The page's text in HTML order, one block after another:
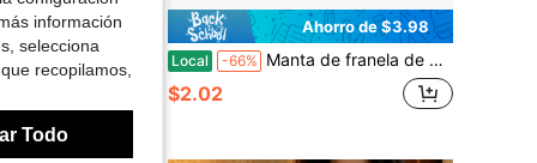
de conejo 3D, manta cálida de terciopelo, manta para siesta, manta para aire acondicionado, manta para oficina, exterior y camping, regalo, manta para dormitorio, habitación de invitados, sala de estar, dormitorio de estudiante, automóvil y sofá, manta versátil para todas las estaciones, cobertura completa para regalos de Navidad
Ahorro de $3.98
Local -66% Manta de franela de color verde azulado sólido - Cubrecama suave para todas las estaciones, sofá, coche, manta de viaje para camping con textura verde azulado - Decoración del hogar contemporánea, manta versátil para cama, sofá, viaje - Regalo perfecto para Navidad, Halloween - Tela de franela de lujo
$2.02
información
selecciona
recopilamos,
Todo